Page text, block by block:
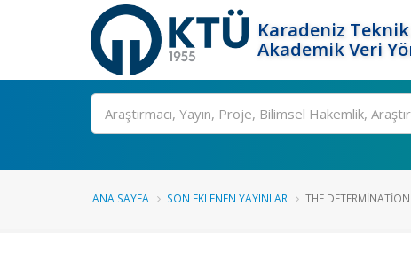
Karadeniz
Akademik Veri
Ara
ANA SAYFA SON EKLENEN YAYINLAR THE